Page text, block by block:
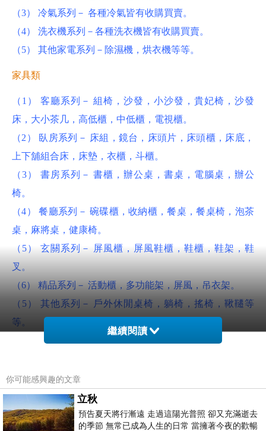
（3） 冷氣系列－ 各種冷氣皆有收購買賣。
（4） 洗衣機系列－各種洗衣機皆有收購買賣。
（5） 其他家電系列－除濕機，烘衣機等等。
家具類
（1） 客廳系列－ 組椅，沙發，小沙發，貴妃椅，沙發
床，大小茶几，高低櫃，中低櫃，電視櫃。
（2） 臥房系列－ 床組，鏡台，床頭片，床頭櫃，床底，
上下舖組合床，床墊，衣櫃，斗櫃。
（3） 書房系列－ 書櫃，辦公桌，書桌，電腦桌，辦公
椅。
（4） 餐廳系列－ 碗碟櫃，收納櫃，餐桌，餐桌椅，泡茶
桌，麻將桌，健康椅。
（5） 玄關系列－ 屏風櫃，屏風鞋櫃，鞋櫃，鞋架，鞋
叉。
（6） 精品系列－ 活動櫃，多功能架，屏風，吊衣架。
（5） 其他系列－ 戶外休閒桌椅，躺椅，搖椅，鞦韆等
等。
餐飲冰箱，工作台，工作架，餐車，製冰機，飲料機，封
口機，餐飲設備，展示架，
展示櫃，置物架，組合鋼架，貨架，櫃台，收銀機，吧
繼續閱讀
你可能感興趣的文章
立秋
預告夏天將行漸遠 走過這陽光普照 卻又充滿逝去
的季節 無常已成為人生的日常 當擁著今夜的歡暢